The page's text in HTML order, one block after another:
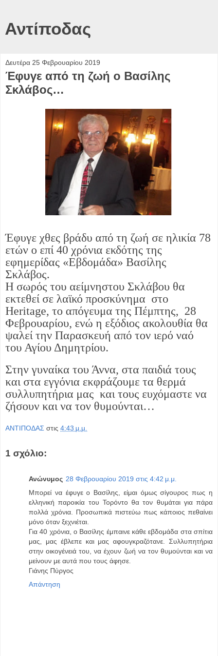
Αντίποδας
Δευτέρα 25 Φεβρουαρίου 2019
Έφυγε από τη ζωή ο Βασίλης
Σκλάβος…
Έφυγε χθες βράδυ από τη ζωή σε ηλικία 78
ετών ο επί 40 χρόνια εκδότης της
εφημερίδας «Εβδομάδα» Βασίλης
Σκλάβος.
Η σωρός του αείμνηστου Σκλάβου θα
εκτεθεί σε λαϊκό προσκύνημα στο
Heritage, το απόγευμα της Πέμπτης, 28
Φεβρουαρίου, ενώ η εξόδιος ακολουθία θα
ψαλεί την Παρασκευή από τον ιερό ναό
του Αγίου Δημητρίου.
Στην γυναίκα του Άννα, στα παιδιά τους
και στα εγγόνια εκφράζουμε τα θερμά
συλλυπητήρια μας και τους ευχόμαστε να
ζήσουν και να τον θυμούνται…
ΑΝΤΙΠΟΔΑΣ στις 4:43 μ.μ.
1 σχόλιο:
Ανώνυμος 28 Φεβρουαρίου 2019 στις 4:42 μ.μ.
Μπορεί να έφυγε ο Βασίλης, είμαι όμως σίγουρος πως η
ελληνική παροικία του Τορόντο θα τον θυμάται για πάρα
πολλά χρόνια. Προσωπικά πιστεύω πως κάποιος πεθαίνει
μόνο όταν ξεχνιέται.
Για 40 χρόνια, ο Βασίλης έμπαινε κάθε εβδομάδα στα σπίτια
μας, μας έβλεπε και μας αφουγκραζότανε. Συλλυπητήρια
στην οικογένειά του, να έχουν ζωή να τον θυμούνται και να
μείνουν με αυτά που τους άφησε.
Γιάνης Πύργος
Απάντηση